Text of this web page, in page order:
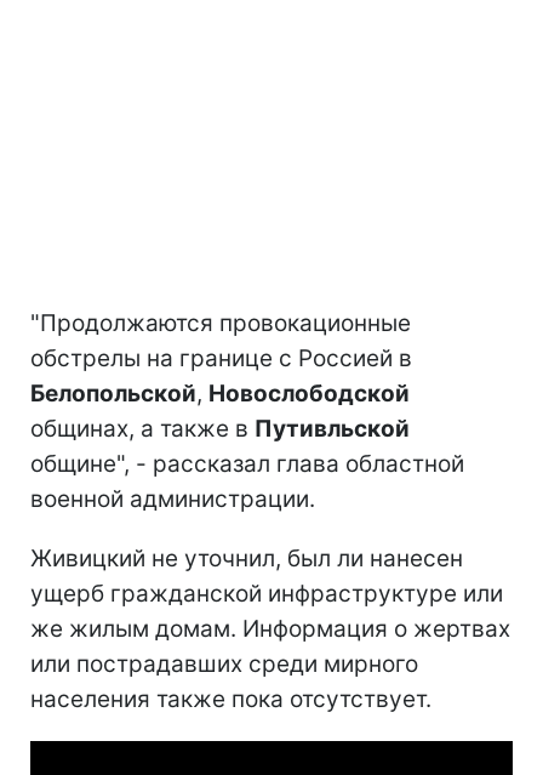
"Продолжаются провокационные
обстрелы на границе с Россией в
Белопольской, Новослободской
общинах, а также в Путивльской
общине", - рассказал глава областной
военной администрации.
Живицкий не уточнил, был ли нанесен
ущерб гражданской инфраструктуре или
же жилым домам. Информация о жертвах
или пострадавших среди мирного
населения также пока отсутствует.